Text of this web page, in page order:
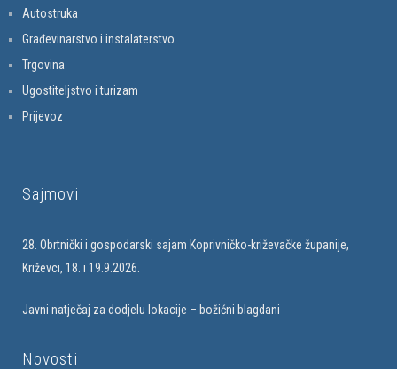
Autostruka
Građevinarstvo i instalaterstvo
Trgovina
Ugostiteljstvo i turizam
Prijevoz
Sajmovi
28. Obrtnički i gospodarski sajam Koprivničko-križevačke županije,
Križevci, 18. i 19.9.2026.
Javni natječaj za dodjelu lokacije – božićni blagdani
Novosti